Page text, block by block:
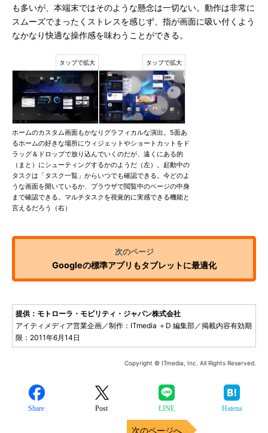
も多いが、本端末ではそのような懸念は一切ない。動作は非常に
スムーズでまったくストレスを感じず、指が画面に吸い付くよう
なかなり快適な操作感を味わうことができる。
ホームのカスタム画面もかなりグラフィカルな演出。5面あ
るホームの好きな場所にウィジェットやショートカットをド
ラッグ＆ドロップで放り込んでいくのだが、遠くにある的
（まと）にシューティングするかのようだ（左）。起動中の
タスクは「タスク一覧」からいつでも確認できる。今どのよ
うな画面を開いているか、ブラウザで閲覧中のページの中身
まで確認できる。マルチタスクを視覚的に実感できる機能と
言えるだろう（右）
Googleの標準アプリもタブレットに最適化
提供：モトローラ・モビリティ・ジャパン株式会社
アイティメディア営業企画／制作：ITmedia ＋D 編集部／掲載内容有効期
限：2011年6月14日
Copyright © ITmedia, Inc. All Rights Reserved.
Share Post LINE Hatena
次のページへ